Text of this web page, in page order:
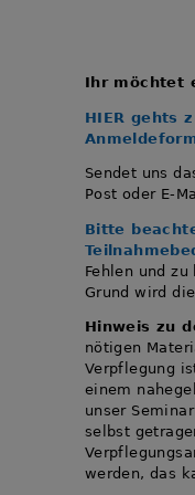
Ihr möchtet
HIER gehts
Sendet uns
Post oder E-
Bitte
Fehlen und
Grund wird
Hinweis zu
nötigen
Verpflegung
einem
unser
selbst
werden, das